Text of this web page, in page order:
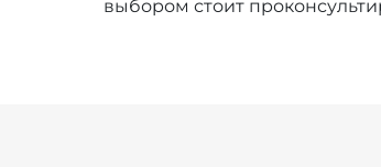
выбором стоит